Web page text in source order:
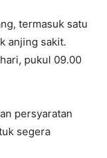
termasuk satu
anjing sakit.
pukul 09.00
persyaratan
segera